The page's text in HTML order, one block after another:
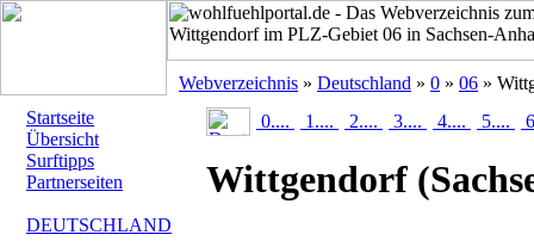
Webverzeichnis » Deutschland » 0 » 06 »
Startseite
Übersicht
Surftipps
Partnerseiten
DEUTSCHLAND
0.... 1.... 2.... 3.... 4.... 5....
Wittgendorf